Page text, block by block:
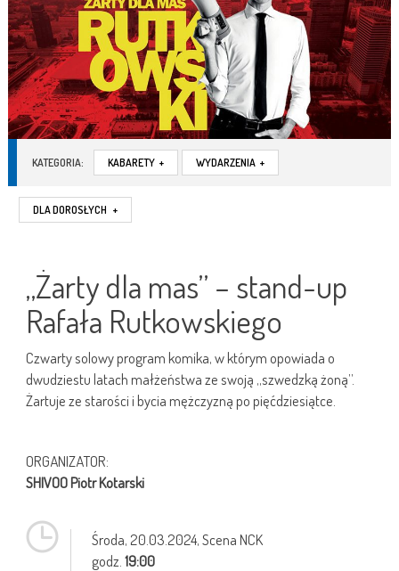
KATEGORIA: KABARETY + WYDARZENIA +
DLA DOROSŁYCH +
„Żarty dla mas” – stand-up
Rafała Rutkowskiego
Czwarty solowy program komika, w którym opowiada o
dwudziestu latach małżeństwa ze swoją „szwedzką żoną”.
Żartuje ze starości i bycia mężczyzną po pięćdziesiątce.
ORGANIZATOR:
SHIVOO Piotr Kotarski
Środa,20.03.2024, Scena NCK
godz. 19:00